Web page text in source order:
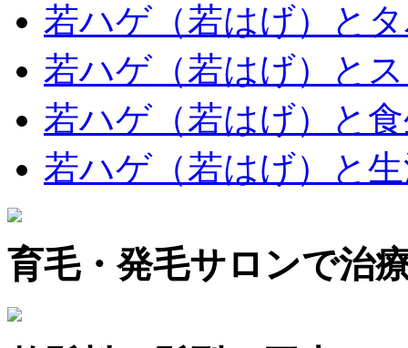
若ハゲ（若はげ）と
若ハゲ（若はげ）と
若ハゲ（若はげ）と
若ハゲ（若はげ）と
育毛・発毛サロンで治